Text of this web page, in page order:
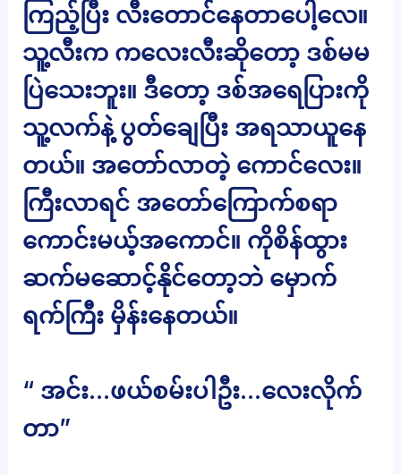
ကြည့်ပြီး လီးတောင်နေတာပေါ့လေ။
သူ့လီးက ကလေးလီးဆိုတော့ ဒစ်မမ
ပြဲသေးဘူး။ ဒီတော့ ဒစ်အရေပြားကို
သူ့လက်နဲ့ ပွတ်ချေပြီး အရသာယူနေ
တယ်။ အတော်လာတဲ့ ကောင်လေး။
ကြီးလာရင် အတော်ကြောက်စရာ
ကောင်းမယ့်အကောင်။ ကိုစိန်ထွား
ဆက်မဆောင့်နိုင်တော့ဘဲ မှောက်
ရက်ကြီး မှိန်းနေတယ်။
“ အင်း…ဖယ်စမ်းပါဦး…လေးလိုက်
တာ”